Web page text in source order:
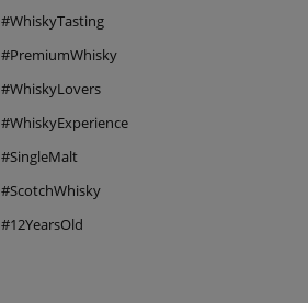
#WhiskyTasting
#PremiumWhisky
#WhiskyLovers
#WhiskyExperience
#SingleMalt
#ScotchWhisky
#12YearsOld